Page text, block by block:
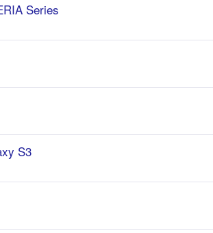
Series
S3